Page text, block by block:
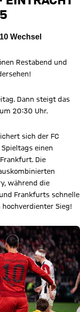
10 Wechsel
Restabend und
Dann steigt das
20:30 Uhr.
sich der FC
einen
Die
während die
Frankfurts schnelle
Sieg!